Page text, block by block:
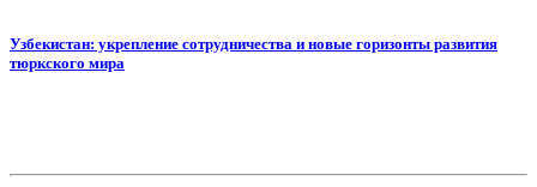
Узбекистан: укрепление сотрудничества и новые горизонты развития
тюркского мира